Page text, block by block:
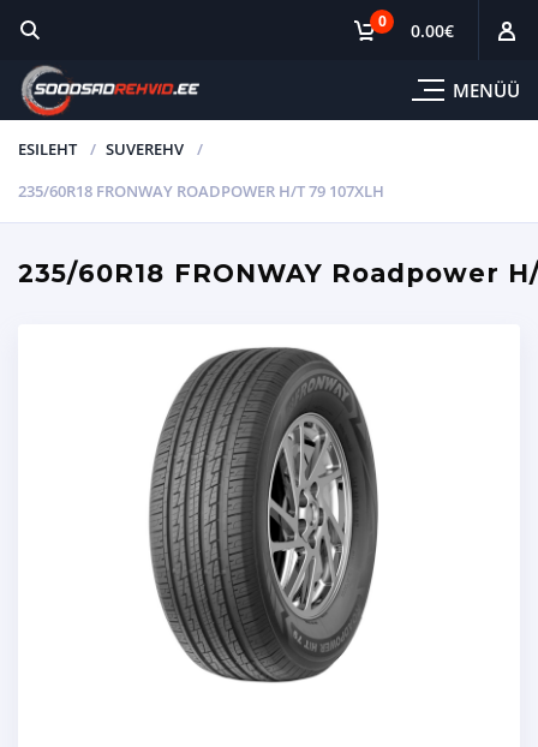
MENÜÜ
0 0.00€
ESILEHT
SUVEREHV
235/60R18 FRONWAY ROADPOWER H/T 79 107XLH
235/60R18 FRONWAY Roadpower